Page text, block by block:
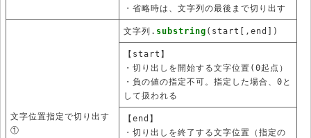
・省略時は、文字列の最後まで切り出す
文字位置指定で切り出す
①
文字列. substring (start[,end])
【start】
・切り出しを開始する文字位置(0起点）
・負の値の指定不可。指定した場合、0と
して扱われる
【end】
・切り出しを終了する文字位置（指定の